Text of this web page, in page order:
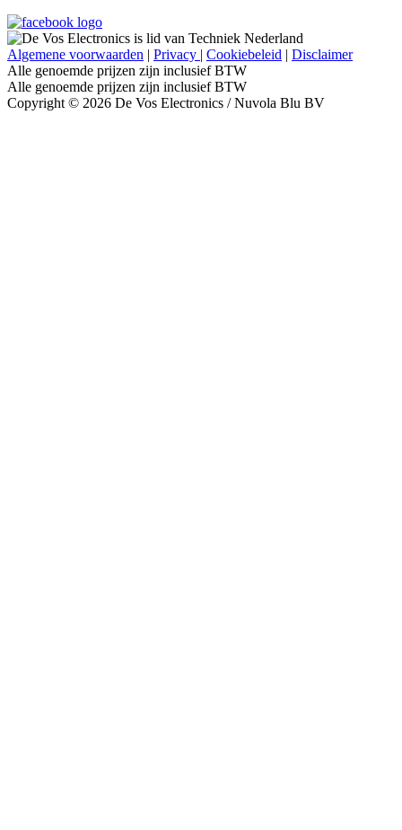
Algemene voorwaarden | Privacy | Cookiebeleid | Disclaimer
Alle genoemde prijzen zijn inclusief BTW
Alle genoemde prijzen zijn inclusief BTW
Copyright © 2026 De Vos Electronics / Nuvola Blu BV